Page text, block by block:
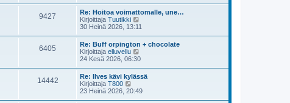
i
e
s
s
i
n
v
i
e
s
t
i
t
ä
s
i
i
9427
Re: Hoitoa voimattomalle, une…
Kirjoittaja Tuutikki
ä
ä
u
u
s
i
v
i
30 Heinä 2026, 13:11
6405
Re: Buff orpington + chocolate
Kirjoittaja elluvellu
ä
ä
u
u
24 Kesä 2026, 06:30
14442
Re: Ilves kävi kylässä
Kirjoittaja T800
ä
23 Heinä 2026, 20:49